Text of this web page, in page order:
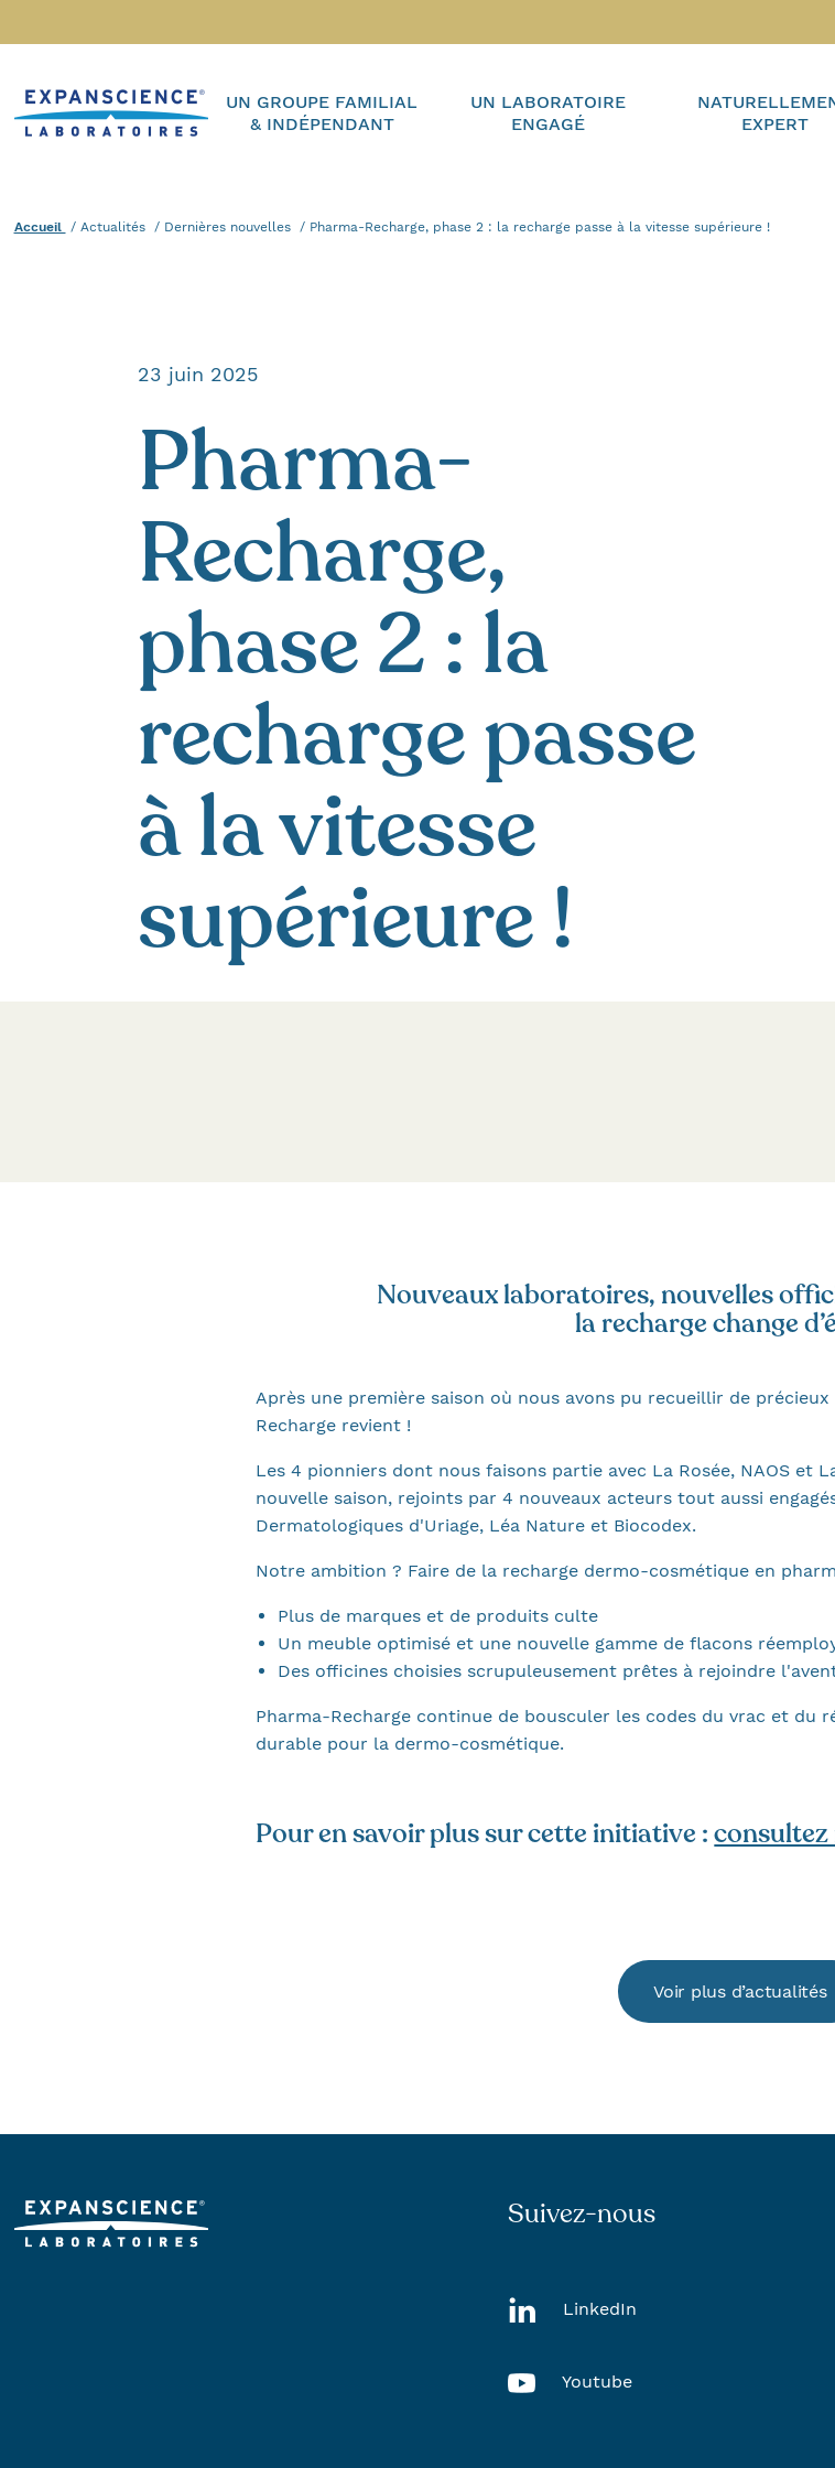
Accueil
UN GROUPE FAMILIAL
& INDÉPENDANT
UN LABORATOIRE
ENGAGÉ
EXPERT
Accueil Actualités Dernières nouvelles Actuel :
Pharma-Recharge, phase 2 : la recharge passe à la vitesse supérieure !
23 juin 2025
Pharma-
Recharge,
phase 2 : la
recharge passe
à la vitesse
supérieure !
Nouveaux laboratoires, nouvelles
la recharge change
Après une première saison où nous avons pu recueillir de
Recharge revient !
Les 4 pionniers dont nous faisons partie avec La Rosée, NAOS et
nouvelle saison, rejoints par 4 nouveaux acteurs tout aussi
Dermatologiques d'Uriage, Léa Nature et Biocodex.
Notre ambition ? Faire de la recharge dermo-cosmétique en
Plus de marques et de produits culte
Un meuble optimisé et une nouvelle gamme de flacons
Des officines choisies scrupuleusement prêtes à rejoindre
Pharma-Recharge continue de bousculer les codes du vrac et du
durable pour la dermo-cosmétique.
Pour en savoir plus sur cette initiative :
Voir plus d’actualités
Suivez-nous
LinkedIn
Youtube